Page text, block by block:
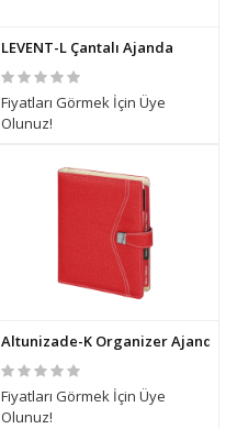
LEVENT-L Çantalı Ajanda
Fiyatları Görmek İçin Üye
Olunuz!
Altunizade-K Organizer Ajanda
Fiyatları Görmek İçin Üye
Olunuz!